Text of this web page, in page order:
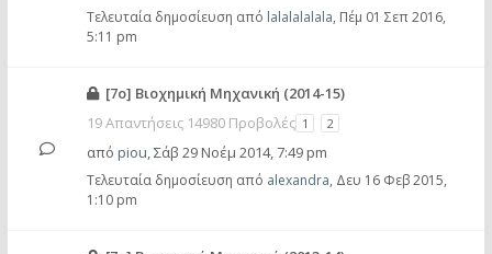
Τελευταία δημοσίευση από lalalalalala, Πέμ 01 Σεπ 2016,
5:11 pm
[7ο] Βιοχημική Μηχανική (2014-15)
19 Απαντήσεις 14980 Προβολές 1 2
από piou,Σάβ 29 Νοέμ 2014, 7:49 pm
Τελευταία δημοσίευση από alexandra, Δευ 16 Φεβ 2015,
1:10 pm